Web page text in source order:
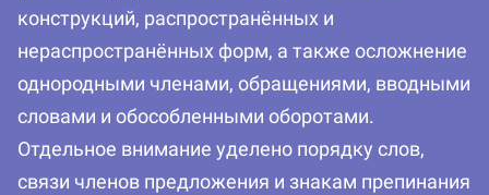
конструкций, распространённых и
нераспространённых форм, а также осложнение
однородными членами, обращениями, вводными
словами и обособленными оборотами.
Отдельное внимание уделено порядку слов,
связи членов предложения и знакам препинания